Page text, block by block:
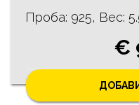
Проба: 925, Bес:
€